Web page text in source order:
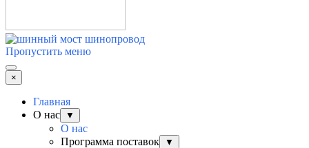
Пропустить меню
×
Главная
О нас
▼
О нас
Программа поставок
▼